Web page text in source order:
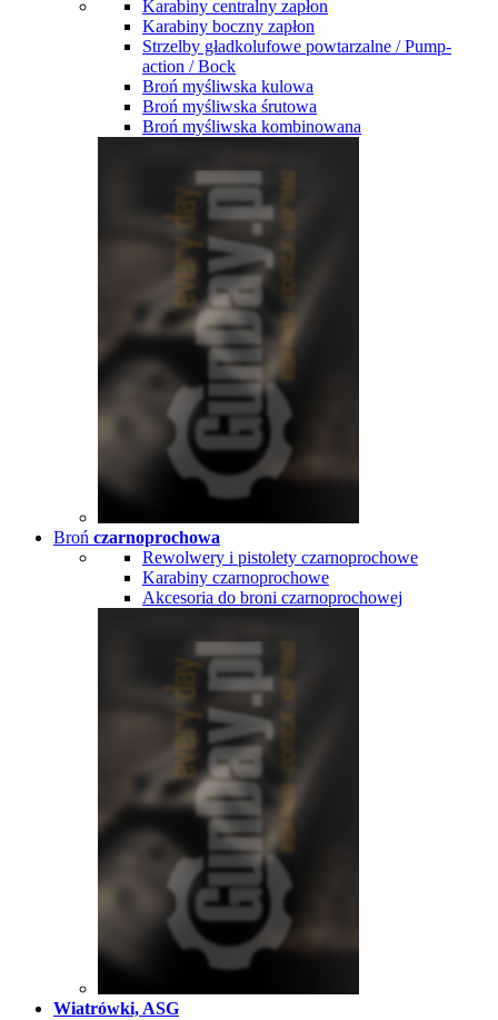
Karabiny centralny zapłon
Karabiny boczny zapłon
Strzelby gładkolufowe powtarzalne / Pump-
action / Bock
Broń myśliwska kulowa
Broń myśliwska śrutowa
Broń myśliwska kombinowana
Broń czarnoprochowa
Rewolwery i pistolety czarnoprochowe
Karabiny czarnoprochowe
Akcesoria do broni czarnoprochowej
Wiatrówki, ASG